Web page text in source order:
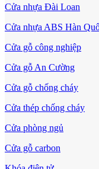
Cửa nhựa Đài Loan
Cửa nhựa ABS Hàn
Cửa gỗ công nghiệp
Cửa gỗ An Cường
Cửa gỗ chống cháy
Cửa thép chống cháy
Cửa phòng ngủ
Cửa gỗ carbon